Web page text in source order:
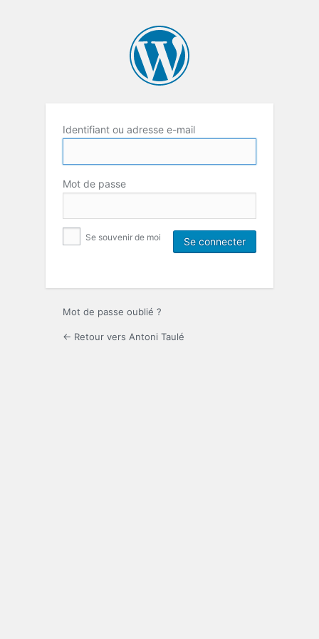
Identifiant ou adresse e-mail
Mot de passe
Se souvenir de moi
Mot de passe oublié ?
← Retour vers Antoni Taulé